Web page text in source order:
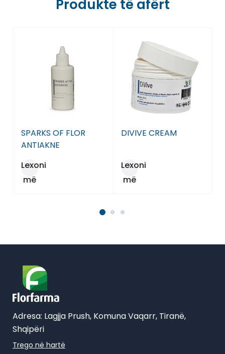
Produkte të afërt
SPARKS OF FLOR
ANTIAKNE
Lexoni
më
DIVIVE CREAM
Lexoni
më
Adresa: Lagjja Prush, Komuna Vaqarr, Tiranë,
Shqipëri
Trego në hartë